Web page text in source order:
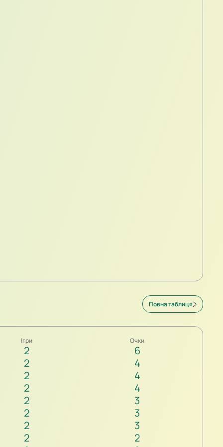
Повна таблиця
Ігри Очки
2
6
2
4
2
4
2
4
2
3
2
3
2
3
2
2